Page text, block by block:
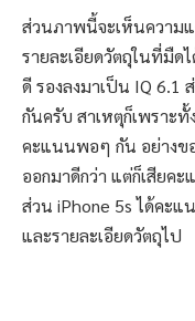
ส่วนภาพนี้จะเห็นความแ
รายละเอียดวัตถุในที่มืด
ดี รองลงมาเป็น IQ 6.1
กันครับ สาเหตุก็เพราะ
คะแนนพอๆ กัน อย่างขอ
ออกมาดีกว่า แต่ก็เสียค
ส่วน iPhone 5s ได้คะแ
และรายละเอียดวัตถุไป